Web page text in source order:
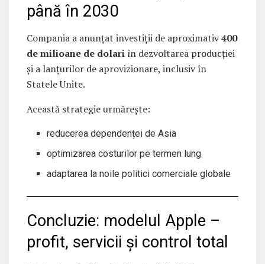
până în 2030
Compania a anunțat investiții de aproximativ400
de milioane de dolari în dezvoltarea producției
și a lanțurilor de aprovizionare, inclusiv în
Statele Unite.
Această strategie urmărește:
reducerea dependenței de Asia
optimizarea costurilor pe termen lung
adaptarea la noile politici comerciale globale
Concluzie: modelul Apple –
profit, servicii și control total